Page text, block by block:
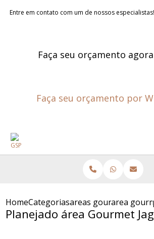
Entre em contato com um de nossos especialistas!
Faça seu orçamento
Faça seu orçamento por
HomeCategoriasareas gourmet
area
Planejado área Gourmet